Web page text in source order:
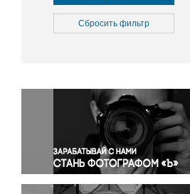
Культура
Медицина
Окружающая среда
Политика
Правосудие
Происшествия и конфликты
Религия
Светская жизнь
Сбросить фильтр